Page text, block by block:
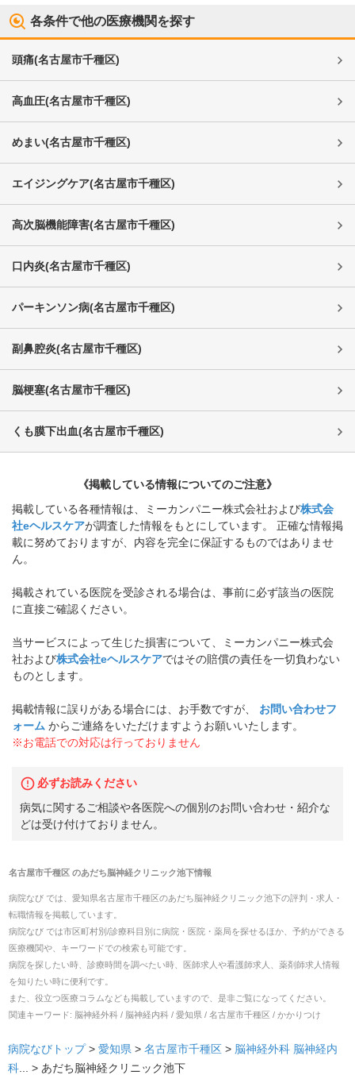
各条件で他の医療機関を探す
頭痛(名古屋市千種区)
高血圧(名古屋市千種区)
めまい(名古屋市千種区)
エイジングケア(名古屋市千種区)
高次脳機能障害(名古屋市千種区)
口内炎(名古屋市千種区)
パーキンソン病(名古屋市千種区)
副鼻腔炎(名古屋市千種区)
脳梗塞(名古屋市千種区)
くも膜下出血(名古屋市千種区)
《掲載している情報についてのご注意》
掲載している各種情報は、ミーカンパニー株式会社および株式会
社eヘルスケアが調査した情報をもとにしています。 正確な情報掲
載に努めておりますが、内容を完全に保証するものではありませ
ん。
掲載されている医院を受診される場合は、事前に必ず該当の医院
に直接ご確認ください。
当サービスによって生じた損害について、ミーカンパニー株式会
社および株式会社eヘルスケアではその賠償の責任を一切負わない
ものとします。
掲載情報に誤りがある場合には、お手数ですが、
お問い合わせフ
ォーム からご連絡をいただけますようお願いいたします。
※お電話での対応は行っておりません
必ずお読みください
病気に関するご相談や各医院への個別のお問い合わせ・紹介な
どは受け付けておりません。
名古屋市千種区 のあだち脳神経クリニック池下情報
病院なび では、 愛知県名古屋市千種区のあだち脳神経クリニック池下の評判・求人・
転職情報を掲載しています。
病院なび では市区町村別/診療科目別に病院・医院・薬局を探せるほか、予約ができる
医療機関や、キーワードでの検索も可能です。
病院を探したい時、診療時間を調べたい時、医師求人や看護師求人、薬剤師求人情報
を知りたい時に便利です。
また、役立つ医療コラムなども掲載していますので、是非ご覧になってください。
関連キーワード: 脳神経外科 / 脳神経内科 / 愛知県 / 名古屋市千種区 / かかりつけ
病院なびトップ > 愛知県 > 名古屋市千種区 > 脳神経外科 脳神経内
科 ... > あだち脳神経クリニック池下